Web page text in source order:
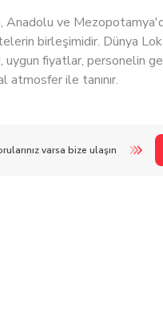
Anadolu ve
birleşimidir. Dünya
fiyatlar, personelin
atmosfer ile tanınır.
varsa bize ulaşın